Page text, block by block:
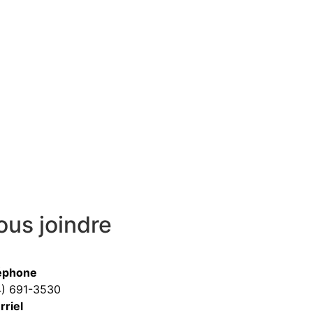
joindre
691-3530